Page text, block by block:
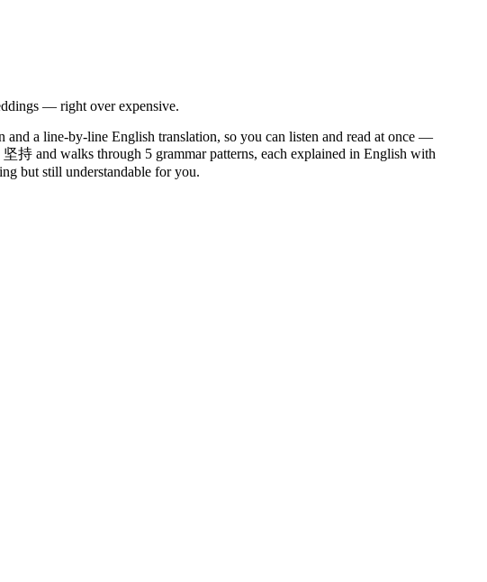
— right over expensive.
a line-by-line English translation, so you can listen and read at once —
持 and walks through 5 grammar patterns, each explained in English with
but still understandable for you.